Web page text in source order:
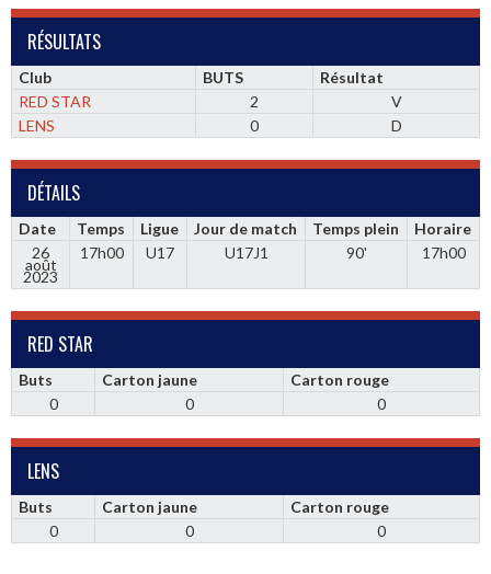
RÉSULTATS
Club BUTS
Résultat
RED STAR
2
V
LENS
0 D
DÉTAILS
Date Temps Ligue Jour de match Temps plein
Horaire
26
août
2023
17h00 U17 U17J1 90' 17h00
RED STAR
Buts Carton jaune
Carton rouge
0
0 0
LENS
Buts Carton jaune
Carton rouge
0
0 0